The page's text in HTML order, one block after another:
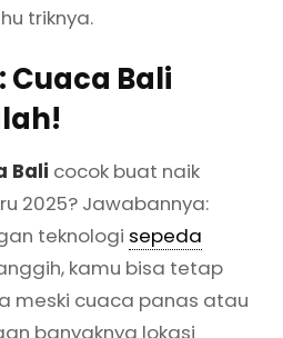
triknya.
Cuaca Bali
Bali cocok buat naik
2025? Jawabannya:
teknologi sepeda
kamu bisa tetap
meski cuaca panas atau
banyaknya lokasi